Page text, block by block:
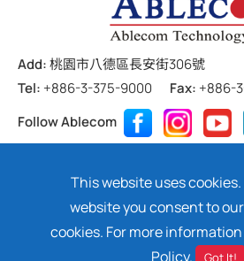
Add:桃園市八德區長安街306號
Tel: +886-3-375-9000 Fax: +886-
Follow Ablecom
Privacy Policy
Cookie
Copyright ©2026 ABLECOM
reserved. Design byDtell
This website uses
website you consent to
cookies. For more
Policy. Got It!